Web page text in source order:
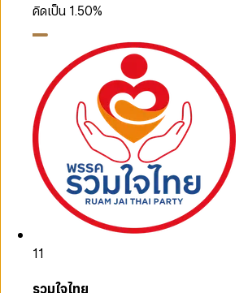
คิดเป็น 1.50%
11